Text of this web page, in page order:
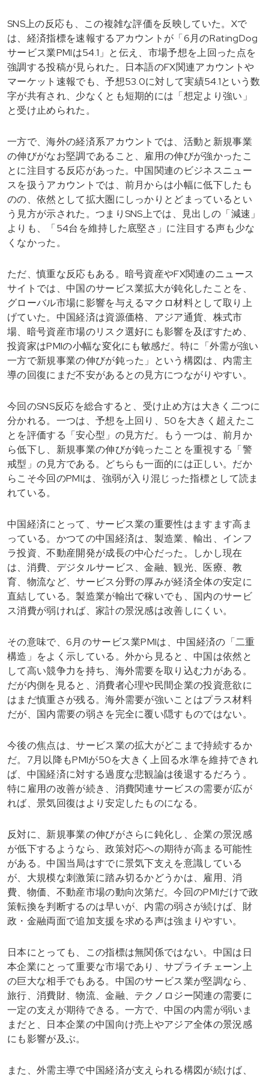
SNS上の反応も、この複雑な評価を反映していた。Xで
は、経済指標を速報するアカウントが「6月のRatingDog
サービス業PMIは54.1」と伝え、市場予想を上回った点を
強調する投稿が見られた。日本語のFX関連アカウントや
マーケット速報でも、予想53.0に対して実績54.1という数
字が共有され、少なくとも短期的には「想定より強い」
と受け止められた。
一方で、海外の経済系アカウントでは、活動と新規事業
の伸びがなお堅調であること、雇用の伸びが強かったこ
とに注目する反応があった。中国関連のビジネスニュー
スを扱うアカウントでは、前月からは小幅に低下したも
のの、依然として拡大圏にしっかりとどまっているとい
う見方が示された。つまりSNS上では、見出しの「減速」
よりも、「54台を維持した底堅さ」に注目する声も少な
くなかった。
ただ、慎重な反応もある。暗号資産やFX関連のニュース
サイトでは、中国のサービス業拡大が鈍化したことを、
グローバル市場に影響を与えるマクロ材料として取り上
げていた。中国経済は資源価格、アジア通貨、株式市
場、暗号資産市場のリスク選好にも影響を及ぼすため、
投資家はPMIの小幅な変化にも敏感だ。特に「外需が強い
一方で新規事業の伸びが鈍った」という構図は、内需主
導の回復にまだ不安があるとの見方につながりやすい。
今回のSNS反応を総合すると、受け止め方は大きく二つに
分かれる。一つは、予想を上回り、50を大きく超えたこ
とを評価する「安心型」の見方だ。もう一つは、前月か
ら低下し、新規事業の伸びが鈍ったことを重視する「警
戒型」の見方である。どちらも一面的には正しい。だか
らこそ今回のPMIは、強弱が入り混じった指標として読ま
れている。
中国経済にとって、サービス業の重要性はますます高ま
っている。かつての中国経済は、製造業、輸出、インフ
ラ投資、不動産開発が成長の中心だった。しかし現在
は、消費、デジタルサービス、金融、観光、医療、教
育、物流など、サービス分野の厚みが経済全体の安定に
直結している。製造業が輸出で稼いでも、国内のサービ
ス消費が弱ければ、家計の景況感は改善しにくい。
その意味で、6月のサービス業PMIは、中国経済の「二重
構造」をよく示している。外から見ると、中国は依然と
して高い競争力を持ち、海外需要を取り込む力がある。
だが内側を見ると、消費者心理や民間企業の投資意欲に
はまだ慎重さが残る。海外需要が強いことはプラス材料
だが、国内需要の弱さを完全に覆い隠すものではない。
今後の焦点は、サービス業の拡大がどこまで持続するか
だ。7月以降もPMIが50を大きく上回る水準を維持できれ
ば、中国経済に対する過度な悲観論は後退するだろう。
特に雇用の改善が続き、消費関連サービスの需要が広が
れば、景気回復はより安定したものになる。
反対に、新規事業の伸びがさらに鈍化し、企業の景況感
が低下するようなら、政策対応への期待が高まる可能性
がある。中国当局はすでに景気下支えを意識している
が、大規模な刺激策に踏み切るかどうかは、雇用、消
費、物価、不動産市場の動向次第だ。今回のPMIだけで政
策転換を判断するのは早いが、内需の弱さが続けば、財
政・金融両面で追加支援を求める声は強まりやすい。
日本にとっても、この指標は無関係ではない。中国は日
本企業にとって重要な市場であり、サプライチェーン上
の巨大な相手でもある。中国のサービス業が堅調なら、
旅行、消費財、物流、金融、テクノロジー関連の需要に
一定の支えが期待できる。一方で、中国の内需が弱いま
まだと、日本企業の中国向け売上やアジア全体の景況感
にも影響が及ぶ。
また、外需主導で中国経済が支えられる構図が続けば、